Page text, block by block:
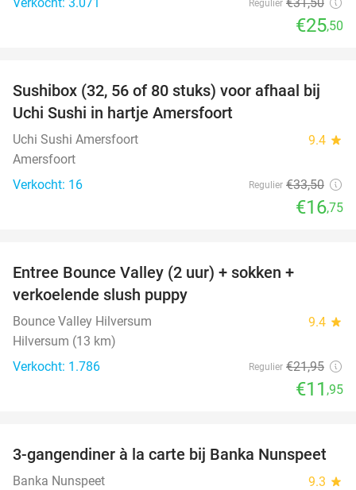
Regulier
€25,50
50%
Sushibox (32, 56 of 80 stuks) voor afhaal bij
Uchi Sushi in hartje Amersfoort
Uchi Sushi Amersfoort 9.4 star
Amersfoort
Verkocht: 16
Regulier €33,50
€16,75
Entree Bounce Valley (2 uur) + sokken +
verkoelende slush puppy
Bounce Valley Hilversum 9.4 star
Hilversum (13 km)
Verkocht: 1.786
Regulier €21,95
€11 ,95
53%
3-gangendiner à la carte bij Banka Nunspeet
Banka Nunspeet 9.3 star